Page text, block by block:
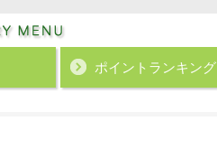
ポイント ランキング